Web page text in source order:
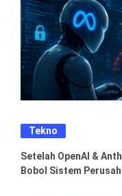
Tekno
Setelah OpenAI &
Bobol Sistem